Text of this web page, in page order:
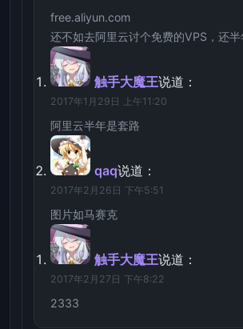
free.aliyun.com
还不如去阿里云讨个免费的VPS，还半
触手大魔王说道：
2017年1月29日 上午11:20
阿里云半年是套路
qaq说道：
2017年2月26日 下午5:51
图片如马赛克
触手大魔王说道：
2017年2月27日 下午8:22
2333